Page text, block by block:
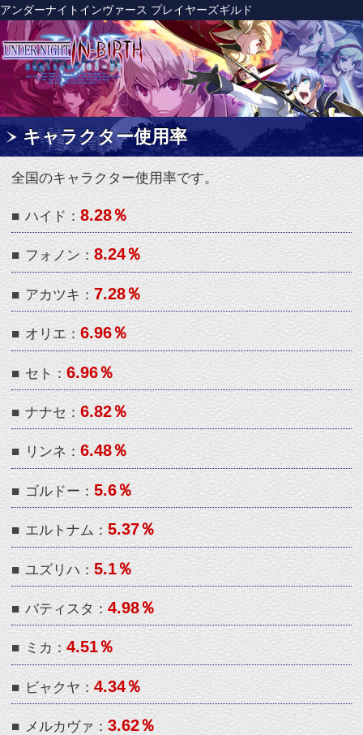
アンダーナイトインヴァース プレイヤーズギルド
キャラクター使用率
全国のキャラクター使用率です。
■ ハイド：8.28％
■ フォノン： 8.24％
アカツキ： 7.28％
■ オリエ： 6.96％
セト：
■ ナナセ：6.82％
リンネ： 6.48％
■ ゴルドー：5.6％
■ エルトナム：5.37％
ユズリハ： 5.1％
バティスタ： 4.98％
■ 4.51％
■ ビャクヤ： 4.34％
■ ヒルダ：3.3％
■ カーマイン： 3.3％
ワーグナー： 2.65％
■ ワレンシュタイン： 2.24％
ケイアス： 2.17％
■ エンキドゥ：1.65％
■ ロンドレキア： 0.15％